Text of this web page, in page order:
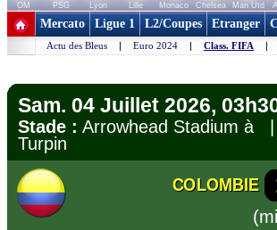
OM PSG Lyon Lille Monaco Chelsea Man Utd
+ de clubs
Mercato Ligue 1 L2/Coupes Etranger
Actu des Bleus | Euro 2024 | Class. FIFA |
Sam. 04 Juillet 2026,
Stade : Arrowhead Stadium à
Turpin
COLOMBIE